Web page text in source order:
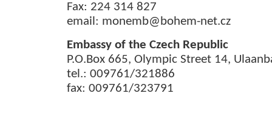
Fax: 224 314 827
email: monemb@bohem-net.cz
Embassy of the Czech Republic
P.O.Box 665, Olympic Street 14,
tel.: 009761/321886
fax: 009761/323791